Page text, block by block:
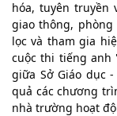
hóa, tuyên truyền
giao thông,
lọc và tham gia
cuộc thi tiếng anh
giữa Sở Giáo dục
quả các chương
nhà trường hoạt